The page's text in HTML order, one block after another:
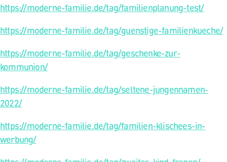
https://moderne-familie.de/tag/familienplanung-test/
https://moderne-familie.de/tag/guenstige-familienkueche/
https://moderne-familie.de/tag/geschenke-zur-
kommunion/
https://moderne-familie.de/tag/seltene-jungennamen-
2022/
https://moderne-familie.de/tag/familien-klischees-in-
werbung/